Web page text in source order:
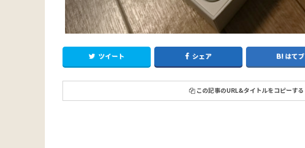
ツイート シェア はてブ
この記事のURL&タイトルをコピーする